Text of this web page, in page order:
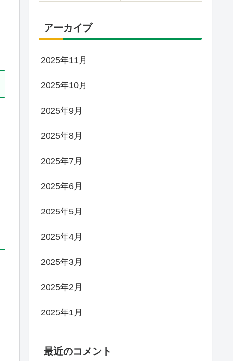
アーカイブ
2025年11月
2025年10月
2025年9月
2025年8月
2025年7月
2025年6月
2025年5月
2025年4月
2025年3月
2025年2月
2025年1月
最近のコメント